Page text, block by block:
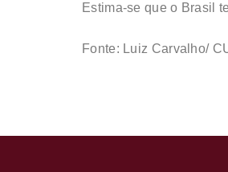
Estima-se que o Brasil
Fonte: Luiz Carvalho/